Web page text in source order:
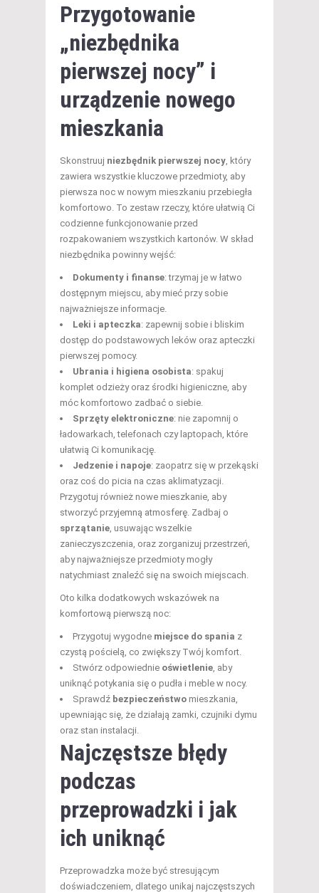
Przygotowanie
„niezbędnika
pierwszej nocy” i
urządzenie nowego
mieszkania
Skonstruuj niezbędnik pierwszej nocy, który
zawiera wszystkie kluczowe przedmioty, aby
pierwsza noc w nowym mieszkaniu przebiegła
komfortowo. To zestaw rzeczy, które ułatwią Ci
codzienne funkcjonowanie przed
rozpakowaniem wszystkich kartonów. W skład
niezbędnika powinny wejść:
Dokumenty i finanse: trzymaj je w łatwo
dostępnym miejscu, aby mieć przy sobie
najważniejsze informacje.
Leki i apteczka: zapewnij sobie i bliskim
dostęp do podstawowych leków oraz apteczki
pierwszej pomocy.
Ubrania i higiena osobista: spakuj
komplet odzieży oraz środki higieniczne, aby
móc komfortowo zadbać o siebie.
Sprzęty elektroniczne: nie zapomnij o
ładowarkach, telefonach czy laptopach, które
ułatwią Ci komunikację.
Jedzenie i napoje: zaopatrz się w przekąski
oraz coś do picia na czas aklimatyzacji.
Przygotuj również nowe mieszkanie, aby
stworzyć przyjemną atmosferę. Zadbaj o
sprzątanie, usuwając wszelkie
zanieczyszczenia, oraz zorganizuj przestrzeń,
aby najważniejsze przedmioty mogły
natychmiast znaleźć się na swoich miejscach.
Oto kilka dodatkowych wskazówek na
komfortową pierwszą noc:
Przygotuj wygodne miejsce do spania z
czystą pościelą, co zwiększy Twój komfort.
Stwórz odpowiednie oświetlenie, aby
uniknąć potykania się o pudła i meble w nocy.
Sprawdź bezpieczeństwo mieszkania,
upewniając się, że działają zamki, czujniki dymu
oraz stan instalacji.
Najczęstsze błędy
podczas
przeprowadzki i jak
ich uniknąć
Przeprowadzka może być stresującym
doświadczeniem, dlatego unikaj najczęstszych